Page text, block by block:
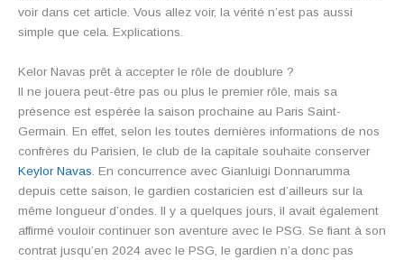
voir dans cet article. Vous allez voir, la vérité n’est pas aussi
simple que cela. Explications.
Kelor Navas prêt à accepter le rôle de doublure ?
Il ne jouera peut-être pas ou plus le premier rôle, mais sa
présence est espérée la saison prochaine au Paris Saint-
Germain. En effet, selon les toutes dernières informations de nos
confrères du Parisien, le club de la capitale souhaite conserver
Keylor Navas . En concurrence avec Gianluigi Donnarumma
depuis cette saison, le gardien costaricien est d’ailleurs sur la
même longueur d’ondes. Il y a quelques jours, il avait également
affirmé vouloir continuer son aventure avec le PSG. Se fiant à son
contrat jusqu’en 2024 avec le PSG, le gardien n’a donc pas